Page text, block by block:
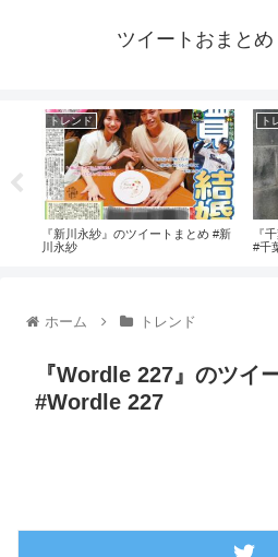
ツイートおまと
トレンド
『新川永紗』のツイートまとめ #新
川永紗
ト
『
#千
ホーム トレンド
『Wordle 227』のツイ
#Wordle 227